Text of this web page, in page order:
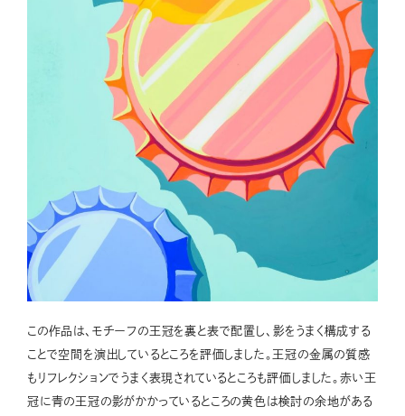
この作品は、モチーフの王冠を裏と表で配置し、影をうまく構成する
ことで空間を演出しているところを評価しました。王冠の金属の質感
もリフレクションでうまく表現されているところも評価しました。赤い王
冠に青の王冠の影がかかっているところの黄色は検討の余地がある